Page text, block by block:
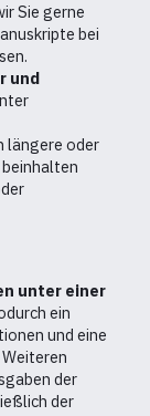
Sie gerne
bei
und
längere oder
unter einer
ein
und eine
der
der